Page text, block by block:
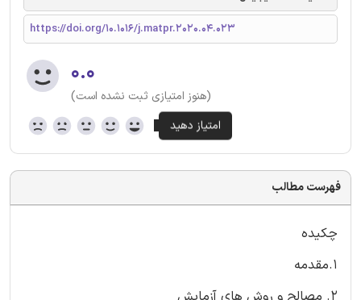
https://doi.org/10.1016/j.matpr.2020.04.023
۰.۰
(هنوز امتیازی ثبت نشده است)
فهرست مطالب
چکیده
1.مقدمه